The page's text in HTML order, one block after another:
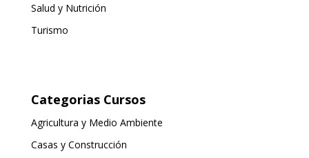
Salud y Nutrición
Turismo
Categorias Cursos
Agricultura y Medio Ambiente
Casas y Construcción